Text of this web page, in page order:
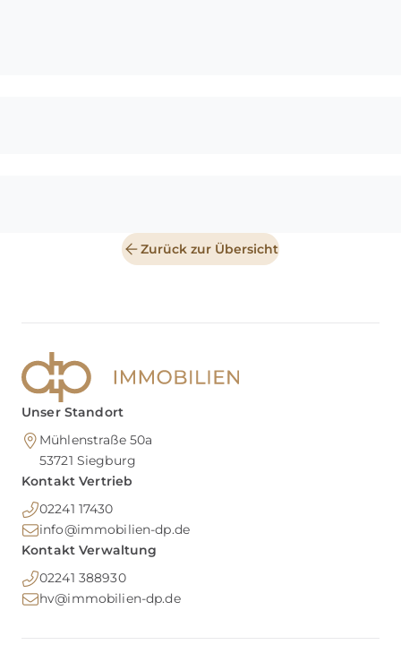
Zurück zur Übersicht
Unser Standort
Mühlenstraße 50a
53721 Siegburg
Kontakt Vertrieb
02241 17430
info@immobilien-dp.de
Kontakt Verwaltung
02241 388930
hv@immobilien-dp.de